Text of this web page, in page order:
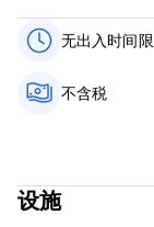
胃口大开！ - 好吧
档餐厅、一家美味
市一些最好的餐厅
遥。欢迎询问我们
阱！
-----------
无出入时间
不含税
设施